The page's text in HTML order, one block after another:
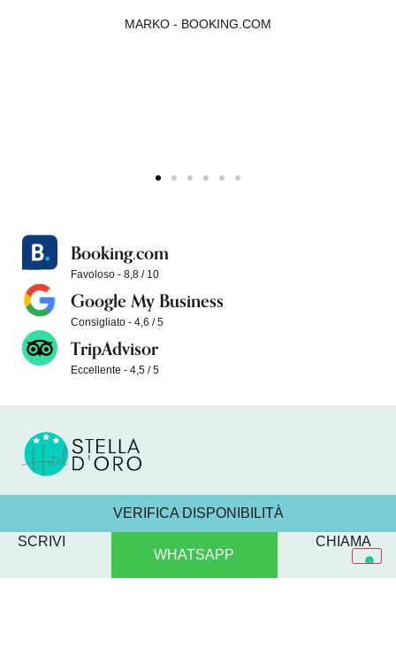
VERIFICA DISPONIBILITÀ
SCRIVI
WHATSAPP
CHIAMA
MARKO - BOOKING.COM
Booking.com
Favoloso - 8,8 / 10
Google My Business
Consigliato - 4,6 / 5
TripAdvisor
Eccellente - 4,5 / 5
PALOS, 2 -
47922
RIMINI
TEL:
+39
4562
WHATSAPP:
+39 371
315 9624
E-MAIL:
info@hotelstelladoro.com